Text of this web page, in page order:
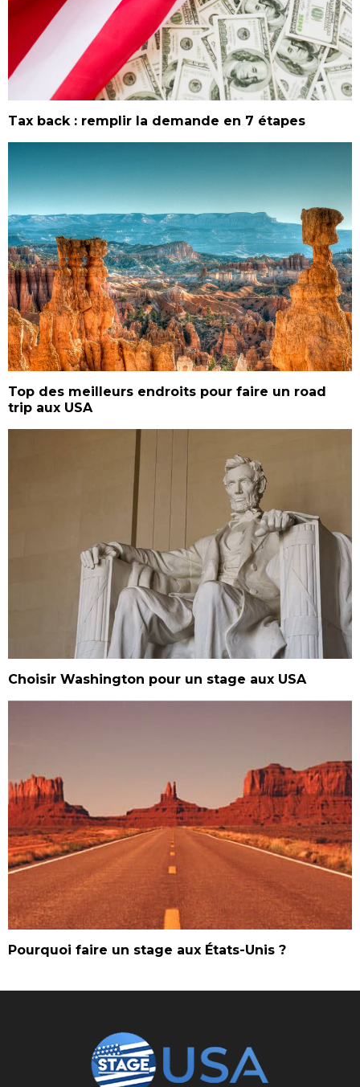
Tax back : remplir la demande en 7 étapes
Top des meilleurs endroits pour faire un road
trip aux USA
Choisir Washington pour un stage aux USA
Pourquoi faire un stage aux États-Unis ?